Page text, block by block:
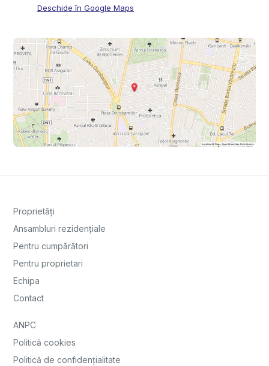
Deschide în Google Maps
Proprietăți
Ansambluri rezidențiale
Pentru cumpărători
Pentru proprietari
Echipa
Contact
ANPC
Politică cookies
Politică de confidențialitate